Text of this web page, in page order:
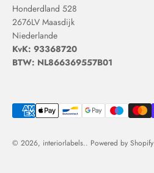
Honderdland 528
2676LV Maasdijk
Niederlande
KvK: 93368720
BTW: NL866369557B01
© 2026, interiorlabels.. Powered by Shopify